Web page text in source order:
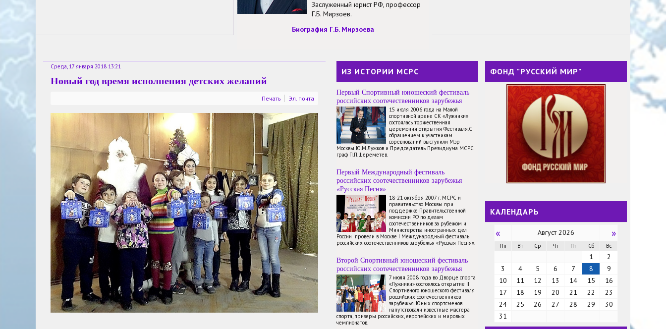
Заслуженный юрист РФ, профессор
Г.Б. Мирзоев.
Биография Г.Б. Мирзоева
Среда, 17 января 2018 13:21
Новый год время исполнения детских желаний
Печать Эл. почта
ИЗ ИСТОРИИ МСРС
Первый Спортивный юношеский фестиваль
российских соотечественников зарубежья
15 июля 2006 года на Малой
спортивной арене СК «Лужники»
состоялась торжественная
церемония открытия Фестиваля.С
обращением к участникам
соревнований выступили Мэр
Москвы Ю.М.Лужков и Председатель Президиума МСРС
граф П.П.Шереметев.
Первый Международный фестиваль
российских соотечественников зарубежья
«Русская Песня»
18-21 октября 2007 г. МСРС и
правительство Москвы при
поддержке Правительственной
комиссии РФ по делам
соотечественников за рубежом и
Министерства иностранных дел
России провели в Москве I Международный фестиваль
российских соотечественников зарубежья «Русская Песня».
Второй Спортивный юношеский фестиваль
российских соотечественников зарубежья
7 июля 2008 года во Дворце спорта
«Лужники» состоялось открытие II
Спортивного юношеского фестиваля
российских соотечественников
зарубежья. Юных спортсменов
напутствовали известные мастера
спорта, призеры российских, европейских и мировых
чемпионатов.
ФОНД "РУССКИЙ МИР"
КАЛЕНДАРЬ
« Август 2026 »
Пн Вт Ср Чт Пт Сб Вс
1
2
3
4 5 6 7 8
9
10
11 12 13 14 15
16
17
18 19 20 21 22
23
24
25 26 27 28 29
30
31